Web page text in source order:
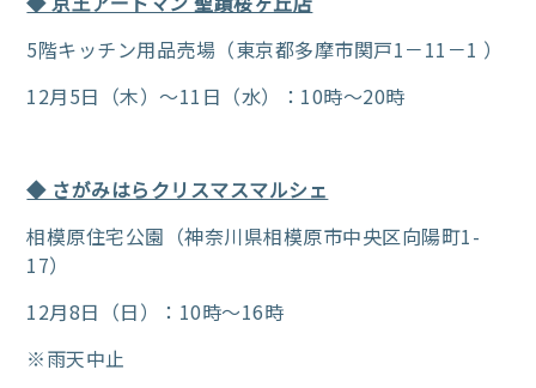
5階キッチン用品売場（東京都多摩市関戸1－11－1 ）
12月5日（木）～11日（水）：10時～20時
◆ さがみはらクリスマスマルシェ
相模原住宅公園（神奈川県相模原市中央区向陽町1-
17）
12月8日（日）：10時～16時
※雨天中止